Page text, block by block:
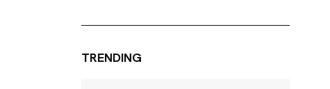
TRENDING